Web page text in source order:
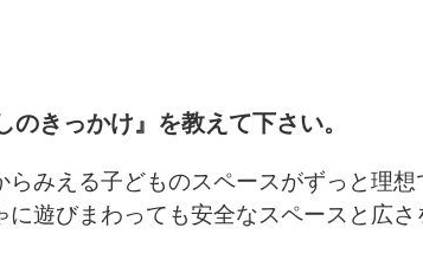
のきっかけ』を教えて下さい。
らみえる子どものスペースがずっと理
に遊びまわっても安全なスペースと広